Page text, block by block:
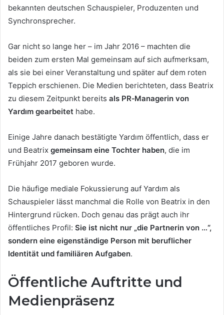
bekannten deutschen Schauspieler, Produzenten und
Synchronsprecher.
Gar nicht so lange her – im Jahr 2016 – machten die
beiden zum ersten Mal gemeinsam auf sich aufmerksam,
als sie bei einer Veranstaltung und später auf dem roten
Teppich erschienen. Die Medien berichteten, dass Beatrix
zu diesem Zeitpunkt bereits als PR‑Managerin von
Yardım gearbeitet habe.
Einige Jahre danach bestätigte Yardım öffentlich, dass er
und Beatrix gemeinsam eine Tochter haben, die im
Frühjahr 2017 geboren wurde.
Die häufige mediale Fokussierung auf Yardım als
Schauspieler lässt manchmal die Rolle von Beatrix in den
Hintergrund rücken. Doch genau das prägt auch ihr
öffentliches Profil: Sie ist nicht nur „die Partnerin von …“,
sondern eine eigenständige Person mit beruflicher
Identität und familiären Aufgaben.
Öffentliche Auftritte und
Medienpräsenz